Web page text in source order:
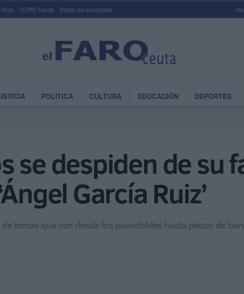
Roja COPE Ceuta Portal del suscriptor
POLÍTICA CULTURA EDUCACIÓN DEPORTES
se despiden de su
García Ruiz’
temas que van desde los pasodobles hasta piezas de